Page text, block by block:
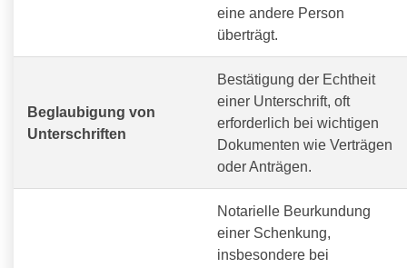
eine andere Person
überträgt.
Beglaubigung von
Unterschriften
Bestätigung der Echtheit
einer Unterschrift, oft
erforderlich bei wichtigen
Dokumenten wie Verträgen
oder Anträgen.
Notarielle Beurkundung
einer Schenkung,
insbesondere bei